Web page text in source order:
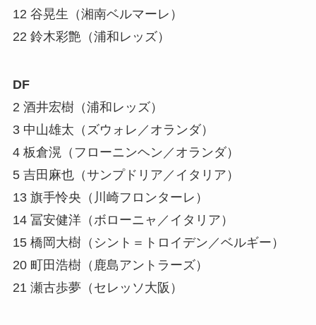
12 谷晃生（湘南ベルマーレ）
22 鈴木彩艶（浦和レッズ）
DF
2 酒井宏樹（浦和レッズ）
3 中山雄太（ズウォレ／オランダ）
4 板倉滉（フローニンヘン／オランダ）
5 吉田麻也（サンプドリア／イタリア）
13 旗手怜央（川崎フロンターレ）
14 冨安健洋（ボローニャ／イタリア）
15 橋岡大樹（シント＝トロイデン／ベルギー）
20 町田浩樹（鹿島アントラーズ）
21 瀬古歩夢（セレッソ大阪）